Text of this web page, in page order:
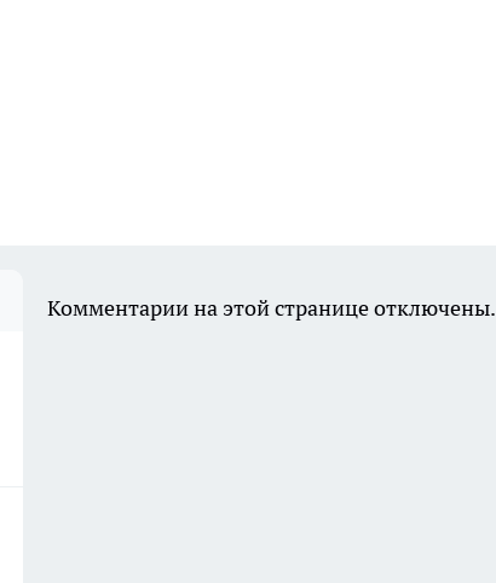
Комментарии на этой странице отключены.